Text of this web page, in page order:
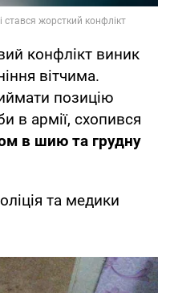
конфлікт виник
вітчима.
позицію
в армії, схопився
в шию та грудну
та медики